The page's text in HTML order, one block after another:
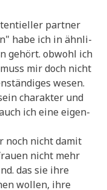
part­ner
habe ich in ähn­li­
gehört. obwohl ich
mir doch nicht
wesen.
cha­rak­ter und
ich eine eigen­
noch nicht damit
nicht mehr
das sie ihre
wol­len, ihre